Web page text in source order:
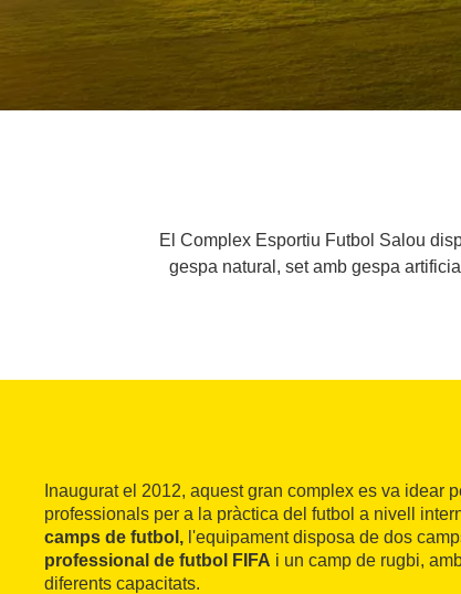
El Complex Esportiu Futbol Salou
gespa natural, set amb gespa
Inaugurat el 2012, aquest gran complex es va idear
professionals per a la pràctica del futbol a nivell
camps de futbol, l'equipament disposa de dos
professional de futbol FIFA i un camp de rugbi,
diferents capacitats.